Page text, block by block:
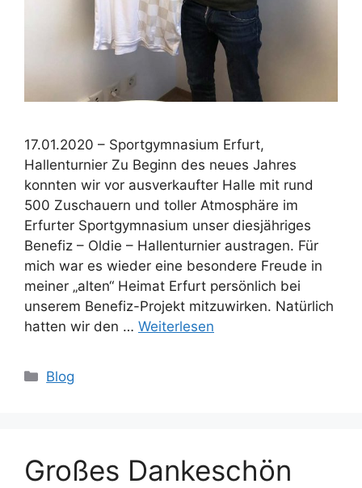
17.01.2020 – Sportgymnasium Erfurt,
Hallenturnier Zu Beginn des neues Jahres
konnten wir vor ausverkaufter Halle mit rund
500 Zuschauern und toller Atmosphäre im
Erfurter Sportgymnasium unser diesjähriges
Benefiz – Oldie – Hallenturnier austragen. Für
mich war es wieder eine besondere Freude in
meiner „alten“ Heimat Erfurt persönlich bei
unserem Benefiz-Projekt mitzuwirken. Natürlich
hatten wir den … Weiterlesen
Kategorien
Blog
Großes Dankeschön